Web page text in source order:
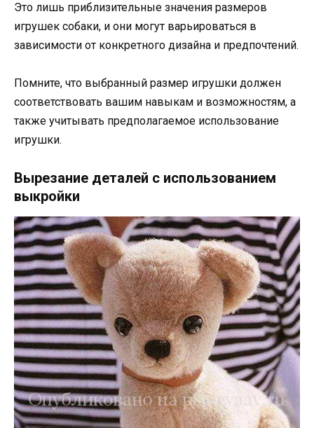
Это лишь приблизительные значения размеров
игрушек собаки, и они могут варьироваться в
зависимости от конкретного дизайна и предпочтений.
Помните, что выбранный размер игрушки должен
соответствовать вашим навыкам и возможностям, а
также учитывать предполагаемое использование
игрушки.
Вырезание деталей с использованием
выкройки